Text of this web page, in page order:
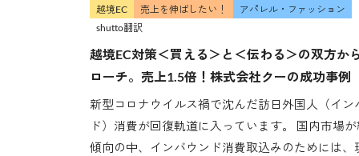
越境EC 売上を伸ばしたい！
アパレル・ファッション
shutto翻訳
越境EC対策＜買える＞と＜伝わる＞の双方か
ローチ。売上1.5倍！株式会社クーの成功事例
新型コロナウイルス禍で沈んだ訪日外国人（イン
ド）消費が回復軌道に入っています。 国内市場
傾向の中、インバウンド消費取込みのためには、